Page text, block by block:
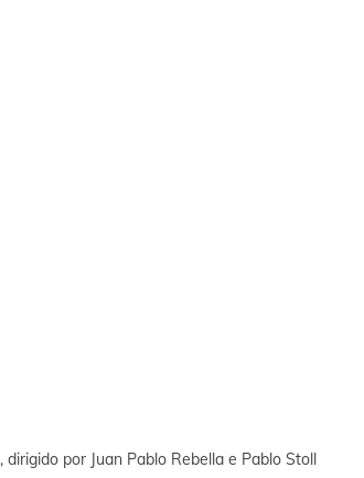
dirigido por Juan Pablo Rebella e Pablo Stoll